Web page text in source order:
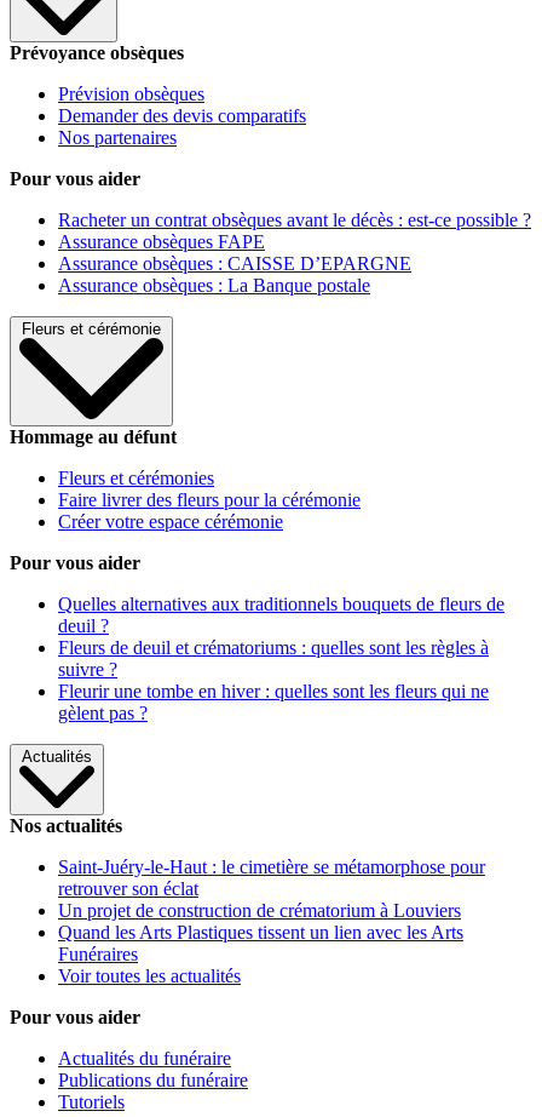
Prévoyance obsèques
Prévision obsèques
Demander des devis comparatifs
Nos partenaires
Pour vous aider
Racheter un contrat obsèques avant le décès : est-ce possible ?
Assurance obsèques FAPE
Assurance obsèques : CAISSE D’EPARGNE
Assurance obsèques : La Banque postale
Fleurs et cérémonie
Hommage au défunt
Fleurs et cérémonies
Faire livrer des fleurs pour la cérémonie
Créer votre espace cérémonie
Pour vous aider
Quelles alternatives aux traditionnels bouquets de fleurs de
deuil ?
Fleurs de deuil et crématoriums : quelles sont les règles à
suivre ?
Fleurir une tombe en hiver : quelles sont les fleurs qui ne
gèlent pas ?
Actualités
Nos actualités
Saint-Juéry-le-Haut : le cimetière se métamorphose pour
retrouver son éclat
Un projet de construction de crématorium à Louviers
Quand les Arts Plastiques tissent un lien avec les Arts
Funéraires
Voir toutes les actualités
Pour vous aider
Actualités du funéraire
Publications du funéraire
Tutoriels